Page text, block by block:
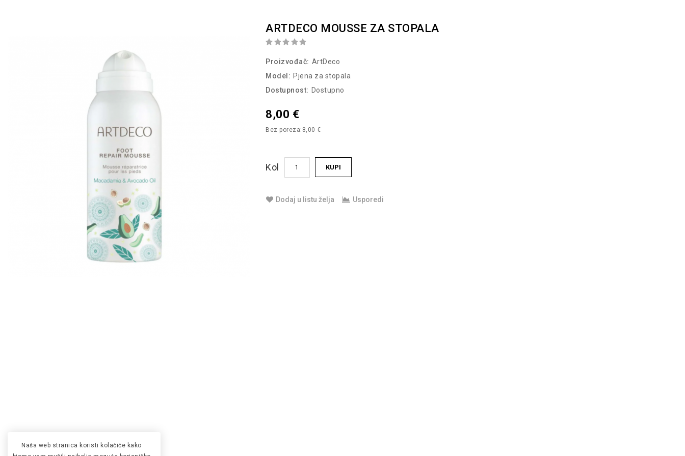
ARTDECO MOUSSE ZA STOPALA
Proizvođač: ArtDeco
Model: Pjena za stopala
Dostupnost: Dostupno
8,00 €
Bez poreza: 8,00 €
Kol KUPI
Dodaj u listu želja Usporedi
Naša web stranica koristi kolačiće kako